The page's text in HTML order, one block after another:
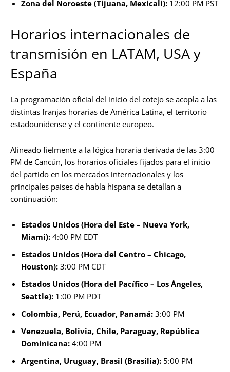
Zona del Noroeste (Tijuana, Mexicali): 12:00 PM PST
Horarios internacionales de
transmisión en LATAM, USA y
España
La programación oficial del inicio del cotejo se acopla a las
distintas franjas horarias de América Latina, el territorio
estadounidense y el continente europeo.
Alineado fielmente a la lógica horaria derivada de las 3:00
PM de Cancún, los horarios oficiales fijados para el inicio
del partido en los mercados internacionales y los
principales países de habla hispana se detallan a
continuación:
Estados Unidos (Hora del Este – Nueva York,
Miami): 4:00 PM EDT
Estados Unidos (Hora del Centro – Chicago,
Houston): 3:00 PM CDT
Estados Unidos (Hora del Pacífico – Los Ángeles,
Seattle): 1:00 PM PDT
Colombia, Perú, Ecuador, Panamá: 3:00 PM
Venezuela, Bolivia, Chile, Paraguay, República
Dominicana: 4:00 PM
Argentina, Uruguay, Brasil (Brasilia): 5:00 PM